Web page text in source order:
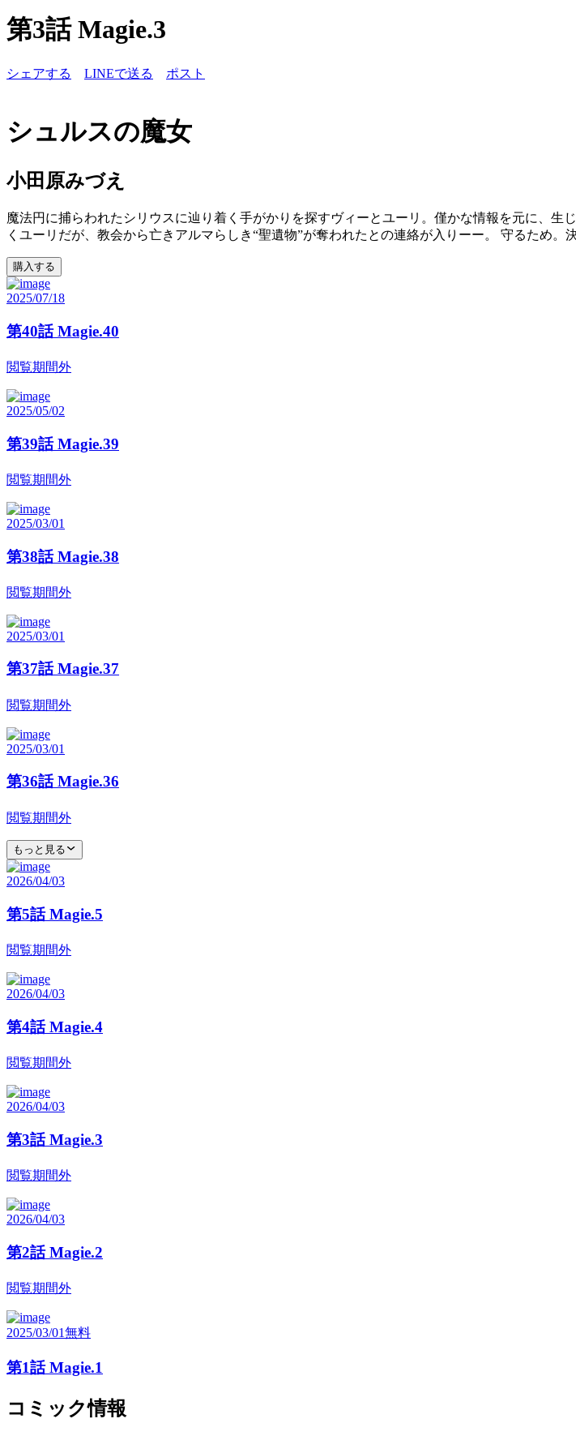
第3話 Magie.3
シェアする LINEで送る ポスト
シュルスの魔女
小田原みづえ
魔法円に捕らわれたシリウスに辿り着く手がかりを探すヴィーとユーリ。僅かな情報を元に、
くユーリだが、教会から亡きアルマらしき“聖遺物”が奪われたとの連絡が入りーー。 守るため
購入する
2025/07/18
第40話 Magie.40
閲覧期間外
2025/05/02
第39話 Magie.39
閲覧期間外
2025/03/01
第38話 Magie.38
閲覧期間外
2025/03/01
第37話 Magie.37
閲覧期間外
2025/03/01
第36話 Magie.36
閲覧期間外
もっと見る
2026/04/03
第5話 Magie.5
閲覧期間外
2026/04/03
第4話 Magie.4
閲覧期間外
2026/04/03
第3話 Magie.3
閲覧期間外
2026/04/03
第2話 Magie.2
閲覧期間外
2025/03/01無料
第1話 Magie.1
コミック情報